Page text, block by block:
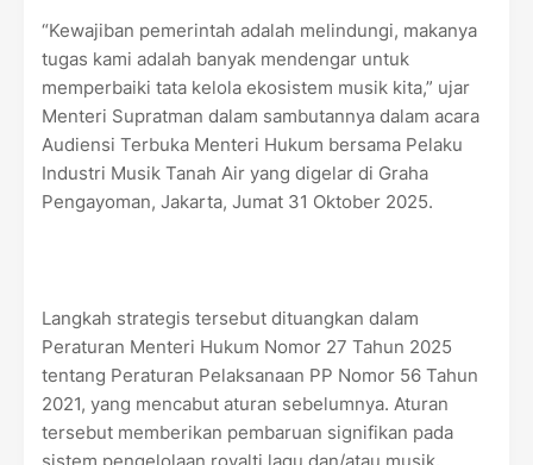
“Kewajiban pemerintah adalah melindungi, makanya
tugas kami adalah banyak mendengar untuk
memperbaiki tata kelola ekosistem musik kita,” ujar
Menteri Supratman dalam sambutannya dalam acara
Audiensi Terbuka Menteri Hukum bersama Pelaku
Industri Musik Tanah Air yang digelar di Graha
Pengayoman, Jakarta, Jumat 31 Oktober 2025.
Langkah strategis tersebut dituangkan dalam
Peraturan Menteri Hukum Nomor 27 Tahun 2025
tentang Peraturan Pelaksanaan PP Nomor 56 Tahun
2021, yang mencabut aturan sebelumnya. Aturan
tersebut memberikan pembaruan signifikan pada